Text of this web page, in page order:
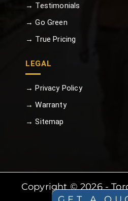
→ Testimonials
→ Go Green
→ True Pricing
LEGAL
→ Privacy Policy
→ Warranty
→ Sitemap
Copyright © 2026 -